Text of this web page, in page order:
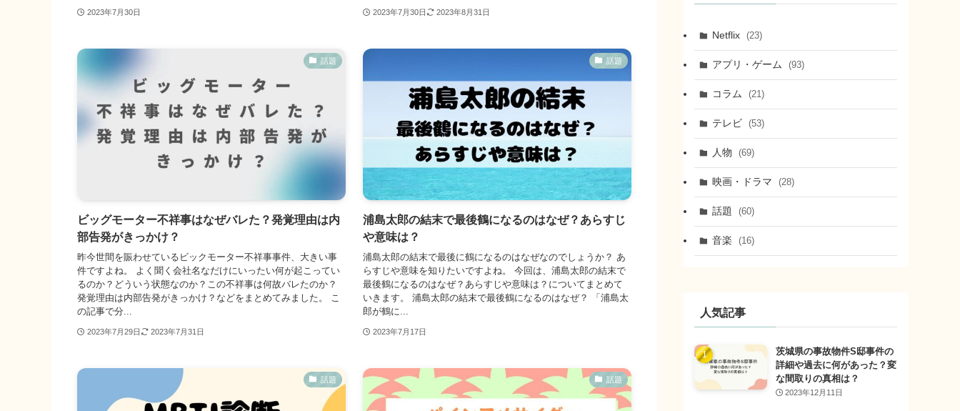
2023年7月30日 2023年7月30日 2023年8月31日
話題
ビッグモーター不祥事はなぜバレた？発覚理由は内
部告発がきっかけ？
昨今世間を賑わせているビックモーター不祥事事件、大きい事
件ですよね。 よく聞く会社名なだけにいったい何が起こってい
るのか？どういう状態なのか？この不祥事は何故バレたのか？
発覚理由は内部告発がきっかけ？などをまとめてみました。 こ
の記事で分...
2023年7月29日 2023年7月31日
話題
浦島太郎の結末で最後鶴になるのはなぜ？あらすじ
や意味は？
浦島太郎の結末で最後に鶴になるのはなぜなのでしょうか？ あ
らすじや意味を知りたいですよね。 今回は、浦島太郎の結末で
最後鶴になるのはなぜ？あらすじや意味は？についてまとめて
いきます。 浦島太郎の結末で最後鶴になるのはなぜ？ 「浦島太
郎が鶴に...
2023年7月17日
話題 話題
Netflix (23)
アプリ・ゲーム (93)
コラム (21)
テレビ (53)
人物 (69)
映画・ドラマ (28)
話題 (60)
音楽 (16)
人気記事
茨城県の事故物件S邸事件の
詳細や過去に何があった？変
な間取りの真相は？
2023年12月11日